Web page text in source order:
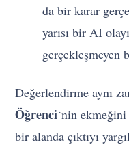
da bir karar
yarısı bir AI
gerçekleşmeyen
Değerlendirme aynı
Öğrenci‘nin ekmeğini
bir alanda çıktıyı